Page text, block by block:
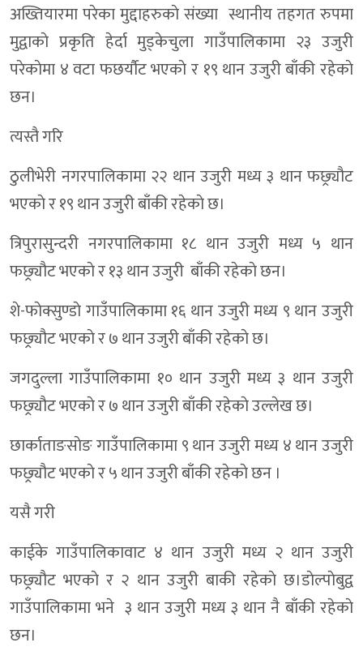
अख्तियारमा परेका मुद्दाहरुकाे संख्या स्थानीय तहगत रुपमा
मुद्वाकाे प्रकृति हेर्दा मुड्केचुला गाउँपालिकामा २३ उजुरी
परेकाेमा ४ वटा फछर्याैट भएकाे र १९ थान उजुरी बाँकी रहेकाे
छन।
त्यस्तै गरि
ठुलीभेरी नगरपालिकामा २२ थान उजुरी मध्य ३ थान फछ्र्यौट
भएकाे र १९ थान उजुरी बाँकी रहेकाे छ।
त्रिपुरासुन्दरी नगरपालिकामा १८ थान उजुरी मध्य ५ थान
फछ्र्यौट भएकाे र १३ थान उजुरी बाँकी रहेकाे छन।
शे-फाेक्सुण्डाे गाउँपालिकामा १६ थान उजुरी मध्य ९ थान उजुरी
फछ्र्यौट भएकाे र ७ थान उजुरी बाँकी रहेकाे छ।
जगदुल्ला गाउँपालिकामा १० थान उजुरी मध्य ३ थान उजुरी
फछ्र्यौट भएकाे र ७ थान उजुरी बाँकी रहेकाे उल्लेख छ।
छार्काताङसाेङ गाउँपालिकामा ९ थान उजुरी मध्य ४ थान उजुरी
फछ्र्यौट भएकाे र ५ थान उजुरी बाँकी रहेकाे छन ।
यसै गरी
काईके गाउँपालिकावाट ४ थान उजुरी मध्य २ थान उजुरी
फछ्र्यौट भएकाे र २ थान उजुरी बाकी रहेकाे छ।डाेल्पाेबुद्व
गाउँपालिकामा भने ३ थान उजुरी मध्य ३ थान नै बाँकी रहेकाे
छन।